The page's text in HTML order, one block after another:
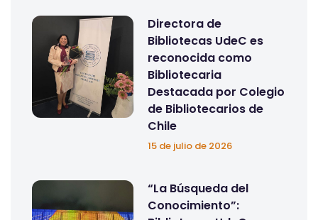
Directora de
Bibliotecas UdeC es
reconocida como
Bibliotecaria
Destacada por Colegio
de Bibliotecarios de
Chile
15 de julio de 2026
“La Búsqueda del
Conocimiento”: